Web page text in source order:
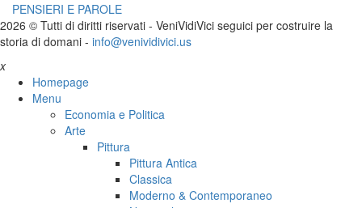
PENSIERI E PAROLE
2026 © Tutti di diritti riservati - VeniVidiVici seguici per costruire la
storia di domani - info@venividivici.us
x
Homepage
Menu
Economia e Politica
Arte
Pittura
Pittura Antica
Classica
Moderno & Contemporaneo